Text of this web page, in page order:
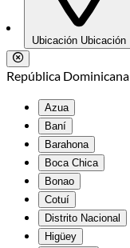
Ubicación Ubicación
República Dominicana
Azua
Baní
Barahona
Boca Chica
Bonao
Cotuí
Distrito Nacional
Higüey